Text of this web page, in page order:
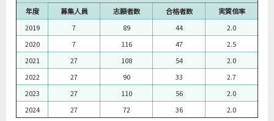
年度
募集人員 志願者数 合格者数
実質倍率
2019
7 89 44
2.0
2020
7 116 47
2.5
2021
27 108 54
2.0
2022
27 90 33
2.7
2023
27 110 56
2.0
2024
27 72 36 2.0